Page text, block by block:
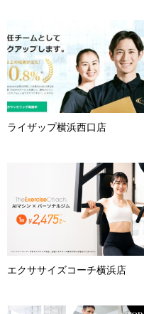
ライザップ横浜西口店
エクササイズコーチ横浜店